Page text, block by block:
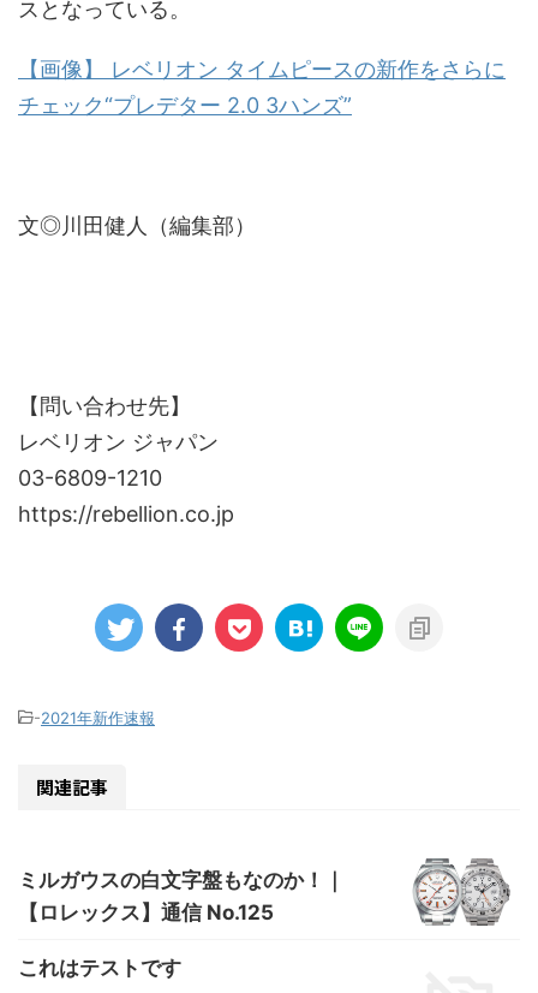
スとなっている。
【画像】 レベリオン タイムピースの新作をさらに
チェック“プレデター 2.0 3ハンズ”
文◎川田健人（編集部）
【問い合わせ先】
レベリオン ジャパン
03-6809-1210
https://rebellion.co.jp
-2021年新作速報
関連記事
ミルガウスの白文字盤もなのか！｜
【ロレックス】通信 No.125
これはテストです